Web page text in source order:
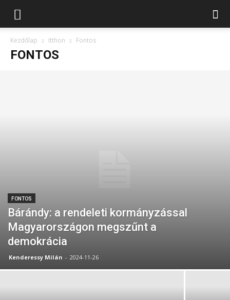
Kezdőlap Itthon Fontos
FONTOS
FONTOS
Bárándy: a rendeleti kormányzással
Magyarországon megszűnt a
demokrácia
Kenderessy Milán - 2024-11-26